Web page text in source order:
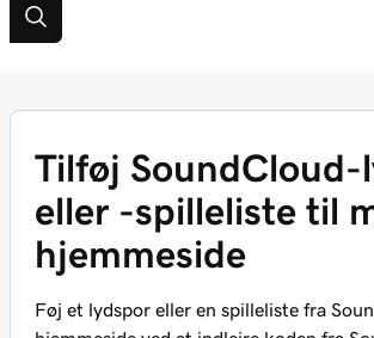
Tilføj SoundCloud-
eller -spilleliste til
hjemmeside
Føj et lydspor eller en spilleliste fra